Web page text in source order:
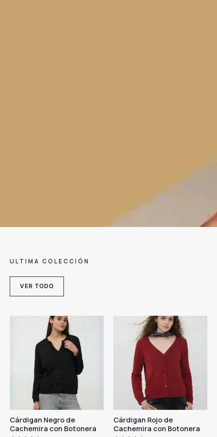
ULTIMA COLECCIÓN
VER TODO
Cárdigan Negro de
Cachemira con Botonera
Cárdigan Rojo de
Cachemira con Botonera